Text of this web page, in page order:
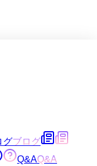
グブログ
Q&AQ&A